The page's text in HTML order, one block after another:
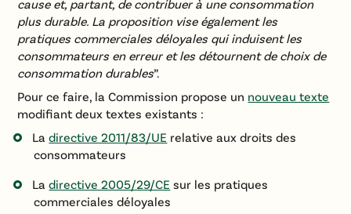
cause et, partant, de contribuer à une consommation
plus durable. La proposition vise également les
pratiques commerciales déloyales qui induisent les
consommateurs en erreur et les détournent de choix de
consommation durables”.
Pour ce faire, la Commission propose un nouveau texte
modifiant deux textes existants :
Ladirective 2011/83/UE relative aux droits des
consommateurs
Ladirective 2005/29/CE sur les pratiques
commerciales déloyales